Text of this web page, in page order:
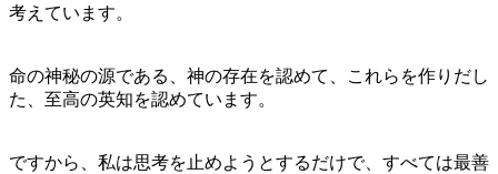
考えています。
命の神秘の源である、神の存在を認めて、これらを作りだし
た、至高の英知を認めています。
ですから、私は思考を止めようとするだけで、すべては最善